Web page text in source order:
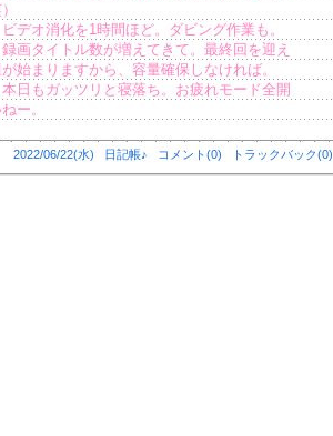
デオ消化を1時間ほど。ダビング作業も。
画タイトル数が増えてきて。最終回を迎え
始まりますから、容量確保しなければ。
日もガッツリと寝落ち。お疲れモード全開
ー。
2022/06/22(水) 日記帳♪ コメント(0) トラックバック(0)